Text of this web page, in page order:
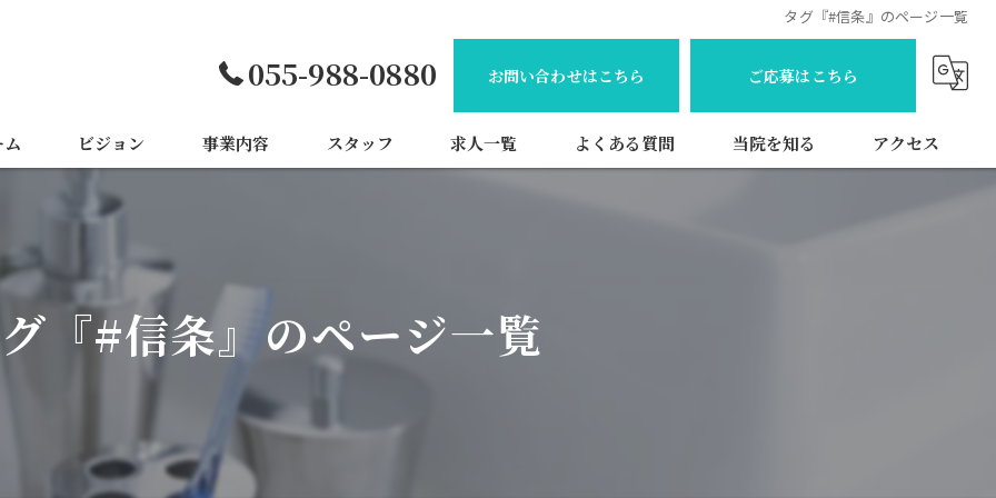
タグ『#信条』のページ一覧
055-988-0880 お問い合わせはこちら ご応募はこちら
ビジョン 事業内容 スタッフ 求人一覧 よくある質問 当院を知る アクセス
『#信条』のページ一覧